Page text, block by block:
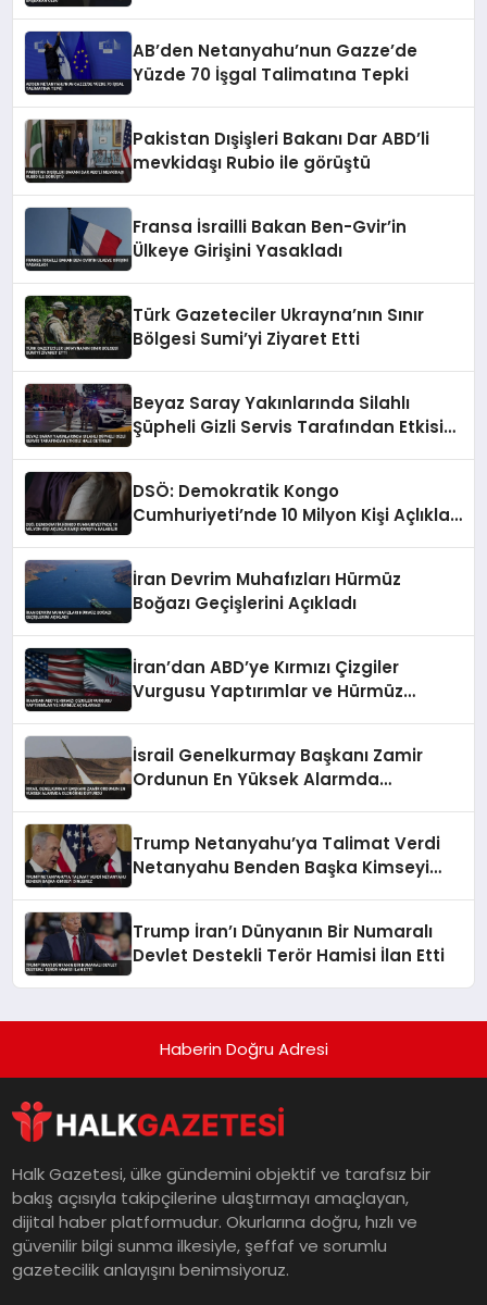
AB’den Netanyahu’nun Gazze’de
Yüzde 70 İşgal Talimatına Tepki
Pakistan Dışişleri Bakanı Dar ABD’li
mevkidaşı Rubio ile görüştü
Fransa İsrailli Bakan Ben-Gvir’in
Ülkeye Girişini Yasakladı
Türk Gazeteciler Ukrayna’nın Sınır
Bölgesi Sumi’yi Ziyaret Etti
Beyaz Saray Yakınlarında Silahlı
Şüpheli Gizli Servis Tarafından Etkisiz
DSÖ: Demokratik Kongo
Cumhuriyeti’nde 10 Milyon Kişi Açlıkla
İran Devrim Muhafızları Hürmüz
Boğazı Geçişlerini Açıkladı
İran’dan ABD’ye Kırmızı Çizgiler
Vurgusu Yaptırımlar ve Hürmüz
İsrail Genelkurmay Başkanı Zamir
Ordunun En Yüksek Alarmda
Trump Netanyahu’ya Talimat Verdi
Netanyahu Benden Başka Kimseyi
Trump İran’ı Dünyanın Bir Numaralı
Devlet Destekli Terör Hamisi İlan Etti
Haberin Doğru Adresi
Halk Gazetesi, ülke gündemini objektif ve tarafsız bir
bakış açısıyla takipçilerine ulaştırmayı amaçlayan,
dijital haber platformudur. Okurlarına doğru, hızlı ve
güvenilir bilgi sunma ilkesiyle, şeffaf ve sorumlu
gazetecilik anlayışını benimsiyoruz.